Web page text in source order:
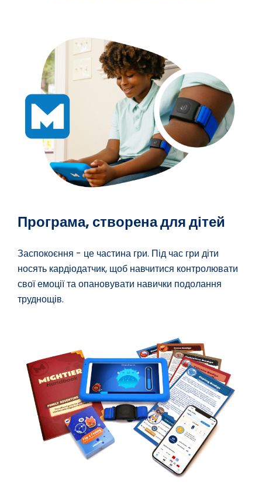
Програма, створена для дітей
Заспокоєння - це частина гри. Під час гри діти
носять кардіодатчик, щоб навчитися контролювати
свої емоції та опановувати навички подолання
труднощів.